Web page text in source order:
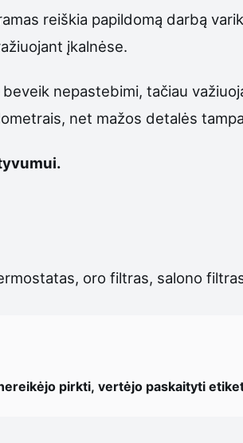
reiškia papildomą darbą
įkalnėse.
nepastebimi, tačiau
net mažos detalės
oro filtras, salono
nereikėjo pirkti, vertėjo paskaityti